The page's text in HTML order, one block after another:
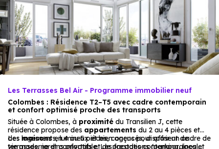
Les Terrasses Bel Air - Programme immobilier neuf
Colombes : Résidence T2–T5 avec cadre contemporain
et confort optimisé proche des transports
Située à Colombes, à proximité du Transilien J, cette
résidence propose des appartements du 2 au 4 pièces et
des maisonsen 4 ou 5 pièces, conçus pour offrir un cadre de
vie moderne et confortable. Les façades contemporaines et
Les logements, lumineux et bien agencés, disposent de
terrasses, jardins privatifs et de prestations (parking, local